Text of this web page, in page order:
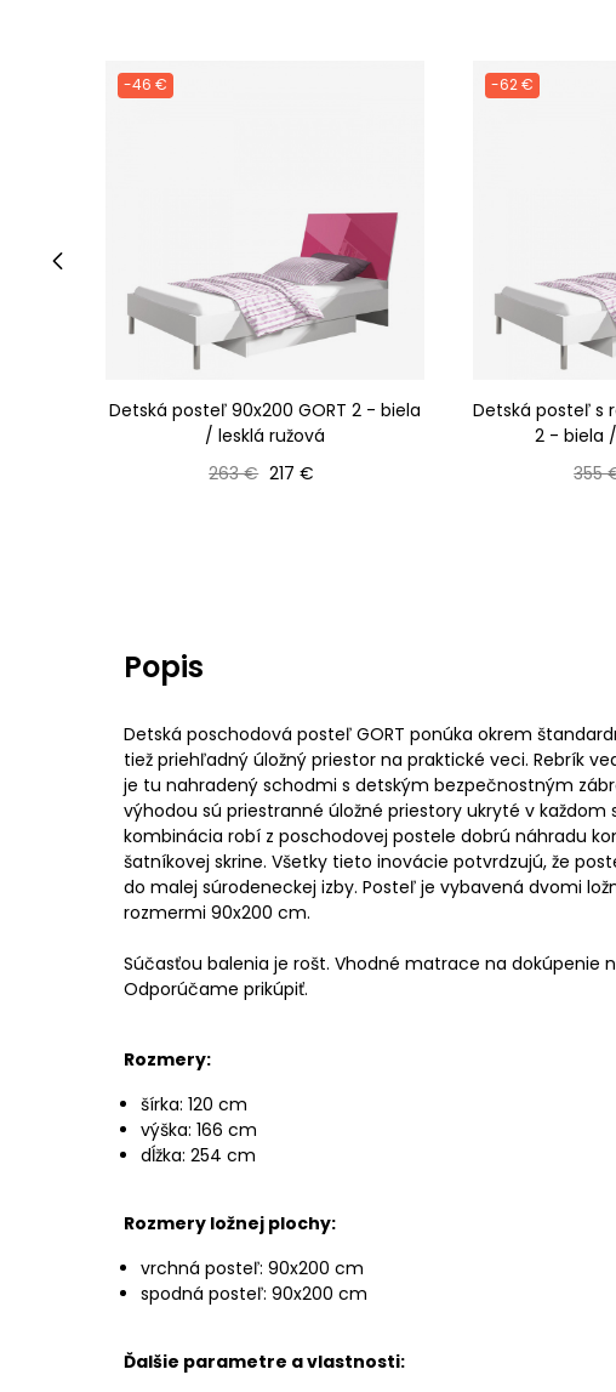
-46 €
Detská posteľ 90x200 GORT 2 - biela
/ lesklá ružová
Bežná cena
263 € Cena
217 €
-62 €
Detská posteľ s
2 - biela
355
Popis
Detská poschodová posteľ GORT ponúka okrem
tiež priehľadný úložný priestor na praktické veci. Rebrík
je tu nahradený schodmi s detským bezpečnostným
výhodou sú priestranné úložné priestory ukryté v každom
kombinácia robí z poschodovej postele dobrú náhradu
šatníkovej skrine. Všetky tieto inovácie potvrdzujú, že
do malej súrodeneckej izby. Posteľ je vybavená dvomi
rozmermi 90x200 cm.
Súčasťou balenia je rošt. Vhodné matrace na dokúpenie
Odporúčame prikúpiť.
Rozmery:
šírka: 120 cm
výška: 166 cm
dĺžka: 254 cm
Rozmery ložnej plochy:
vrchná posteľ: 90x200 cm
spodná posteľ: 90x200 cm
Ďalšie parametre a vlastnosti: